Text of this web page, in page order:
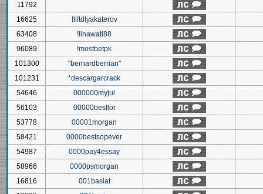
11792
16625
!liftdlyakaterov
63408
!linawati88
96089
!mostbetpk
101300
"bernardberrian"
101231
*descargarcrack
54646
000000myjul
56103
00000bestlor
53778
00001morgan
58421
0000bestsopever
54987
0000pay4essay
58966
0000psmorgan
16816
001basiat